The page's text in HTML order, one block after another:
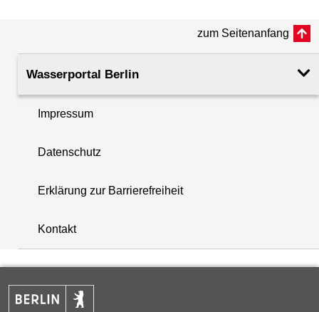
+
−
zum Seitenanfang
Wasserportal Berlin
Impressum
Datenschutz
Erklärung zur Barrierefreiheit
Kontakt